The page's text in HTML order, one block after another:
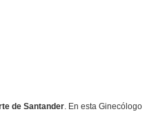
de Santander. En esta Ginecólogo